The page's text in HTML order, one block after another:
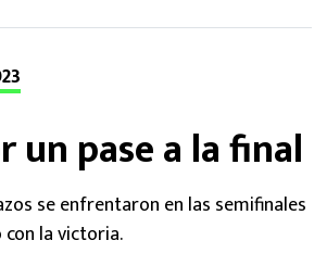
pase a la final
se enfrentaron en las semifinales
la victoria.